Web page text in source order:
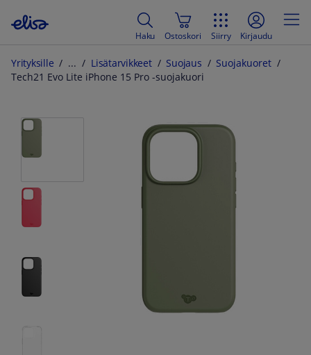
Haku Ostoskori Siirry Kirjaudu
Yrityksille Lisätarvikkeet Suojaus
Suojakuoret
Tech21 Evo Lite iPhone 15 Pro -suojakuori